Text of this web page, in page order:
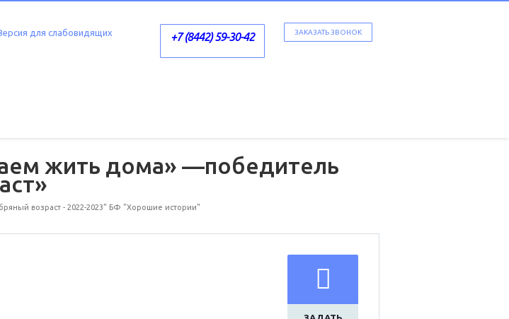
ЗАКАЗАТЬ ЗВОНОК
+7 (8442) 59-30-42
для слабовидящих
жить дома» —победитель
возраст - 2022-2023" БФ "Хорошие истории"